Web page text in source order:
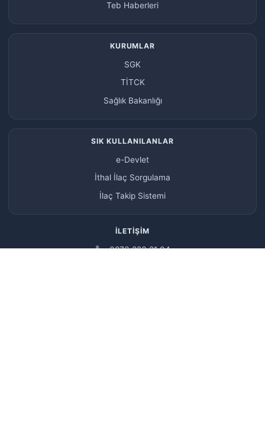
Teb Haberleri
KURUMLAR
SGK
TİTCK
Sağlık Bakanlığı
SIK KULLANILANLAR
e-Devlet
İthal İlaç Sorgulama
İlaç Takip Sistemi
İLETIŞIM
0276 223 21 04